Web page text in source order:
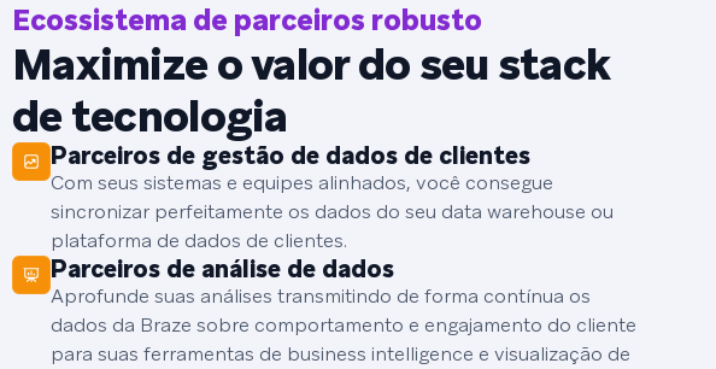
Ecossistema de parceiros robusto
Maximize o valor do seu stack
de tecnologia
Parceiros de gestão de dados de clientes
Com seus sistemas e equipes alinhados, você consegue
sincronizar perfeitamente os dados do seu data warehouse ou
plataforma de dados de clientes.
Parceiros de análise de dados
Aprofunde suas análises transmitindo de forma contínua os
dados da Braze sobre comportamento e engajamento do cliente
para suas ferramentas de business intelligence e visualização de